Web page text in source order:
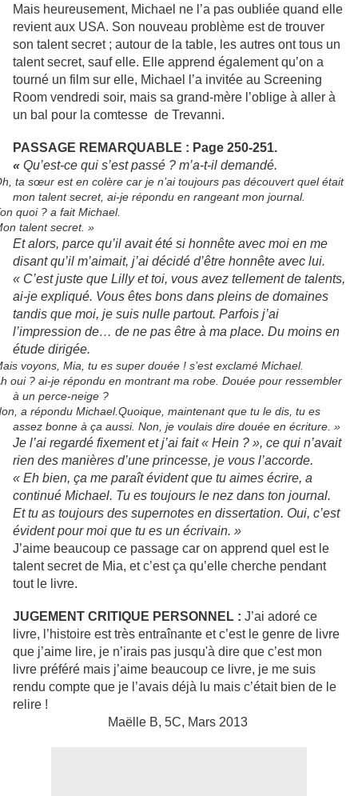
Mais heureusement, Michael ne l’a pas oubliée quand elle
revient aux USA. Son nouveau problème est de trouver
son talent secret ; autour de la table, les autres ont tous un
talent secret, sauf elle. Elle apprend également qu’on a
tourné un film sur elle, Michael l’a invitée au Screening
Room vendredi soir, mais sa grand-mère l’oblige à aller à
un bal pour la comtesse de Trevanni.
PASSAGE REMARQUABLE : Page 250-251.
« Qu’est-ce qui s’est passé ? m’a-t-il demandé.
ta sœur est en colère car je n’ai toujours pas découvert quel était
mon talent secret, ai-je répondu en rangeant mon journal.
quoi ? a fait Michael.
talent secret. »
Et alors, parce qu’il avait été si honnête avec moi en me
disant qu’il m’aimait, j’ai décidé d’être honnête avec lui.
« C’est juste que Lilly et toi, vous avez tellement de talents,
ai-je expliqué. Vous êtes bons dans pleins de domaines
tandis que moi, je suis nulle partout. Parfois j’ai
l’impression de… de ne pas être à ma place. Du moins en
étude dirigée.
voyons, Mia, tu es super douée ! s’est exclamé Michael.
oui ? ai-je répondu en montrant ma robe. Douée pour ressembler
à un perce-neige ?
a répondu Michael.Quoique, maintenant que tu le dis, tu es
assez bonne à ça aussi. Non, je voulais dire douée en écriture. »
Je l’ai regardé fixement et j’ai fait « Hein ? », ce qui n’avait
rien des manières d’une princesse, je vous l’accorde.
« Eh bien, ça me paraît évident que tu aimes écrire, a
continué Michael. Tu es toujours le nez dans ton journal.
Et tu as toujours des supernotes en dissertation. Oui, c’est
évident pour moi que tu es un écrivain. »
J’aime beaucoup ce passage car on apprend quel est le
talent secret de Mia, et c’est ça qu’elle cherche pendant
tout le livre.
JUGEMENT CRITIQUE PERSONNEL : J’ai adoré ce
livre, l’histoire est très entraînante et c’est le genre de livre
que j’aime lire, je n’irais pas jusqu'à dire que c’est mon
livre préféré mais j’aime beaucoup ce livre, je me suis
rendu compte que je l’avais déjà lu mais c’était bien de le
relire !
Maëlle B, 5C, Mars 2013